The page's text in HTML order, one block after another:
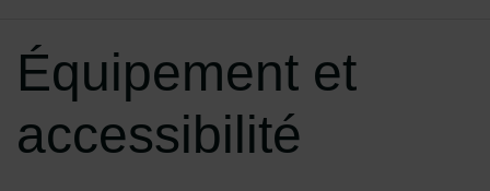
Équipement et
accessibilité